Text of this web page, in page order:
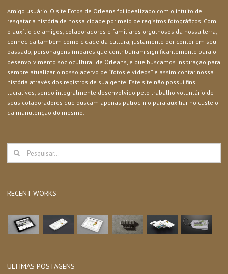
Amigo usuário. O site Fotos de Orleans foi idealizado com o intuito de
resgatar a história de nossa cidade por meio de registros fotográficos. Com
o auxílio de amigos, colaboradores e familiares orgulhosos da nossa terra,
conhecida também como cidade da cultura, justamente por conter em seu
passado, personagens ímpares que contribuíram significantemente para o
desenvolvimento sociocultural de Orleans, é que buscamos inspiração para
sempre atualizar o nosso acervo de “fotos e vídeos” e assim contar nossa
história através dos registros de sua gente. Este site não possui fins
lucrativos, sendo integralmente desenvolvido pelo trabalho voluntário de
seus colaboradores que buscam apenas patrocínio para auxiliar no custeio
da manutenção do mesmo.
Buscar
resultados
RECENT WORKS
ULTIMAS POSTAGENS